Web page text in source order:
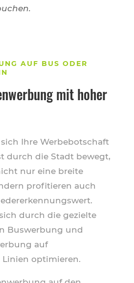
AUF BUS ODER S
mit hoher
Ihre Werbebotschaft
durch die Stadt bewegt,
nur eine breite
profitieren auch
durch die gezielte
Buswerbung und
auf
Linien optimieren.